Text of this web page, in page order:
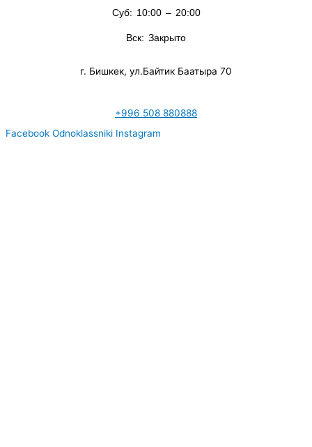
Суб: 10:00 – 20:00
Вск: Закрыто
г. Бишкек, ул.Байтик Баатыра 70
+996 508 880888
Facebook Odnoklassniki Instagram